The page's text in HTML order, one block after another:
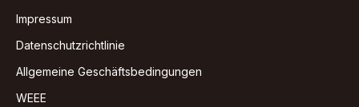
Impressum
Datenschutzrichtlinie
Allgemeine Geschäftsbedingungen
WEEE